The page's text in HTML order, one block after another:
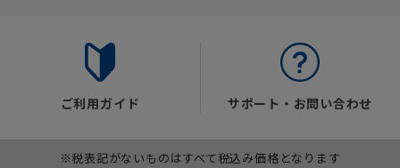
ご利用ガイド サポート・お問い合わせ
※税表記がないものはすべて税込み価格となります